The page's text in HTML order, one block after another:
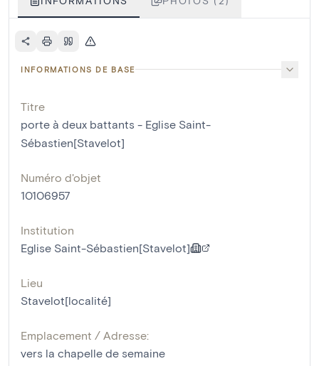
INFORMATIONS DE BASE
Titre
porte à deux battants - Eglise Saint-
Sébastien[Stavelot]
Numéro d'objet
10106957
Institution
Eglise Saint-Sébastien[Stavelot]
Lieu
Stavelot[localité]
Emplacement / Adresse:
vers la chapelle de semaine